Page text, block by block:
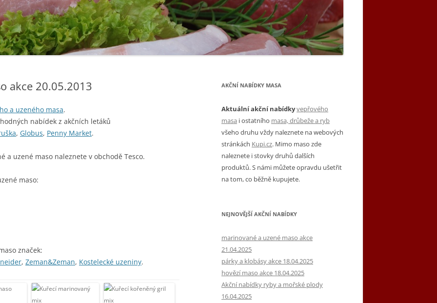
akce 20.05.2013
a uzeného masa.
nabídek z akčních letáků
, Globus, Penny Market.
a uzené maso naleznete v obchodě Tesco.
maso:
značek:
, Zeman&Zeman, Kostelecké uzeniny.
AKČNÍ NABÍDKY MASA
Aktuální akční nabídkyvepřového
masa i ostatního masa, drůbeže a ryb
všeho druhu vždy naleznete na webových
stránkách Kupi.cz. Mimo maso zde
naleznete i stovky druhů dalších
produktů. S námi můžete opravdu ušetřit
na tom, co běžně kupujete.
NEJNOVĚJŠÍ AKČNÍ NABÍDKY
marinované a uzené maso akce
21.04.2025
párky a klobásy akce 18.04.2025
hovězí maso akce 18.04.2025
Akční nabídky ryby a mořské plody
16.04.2025